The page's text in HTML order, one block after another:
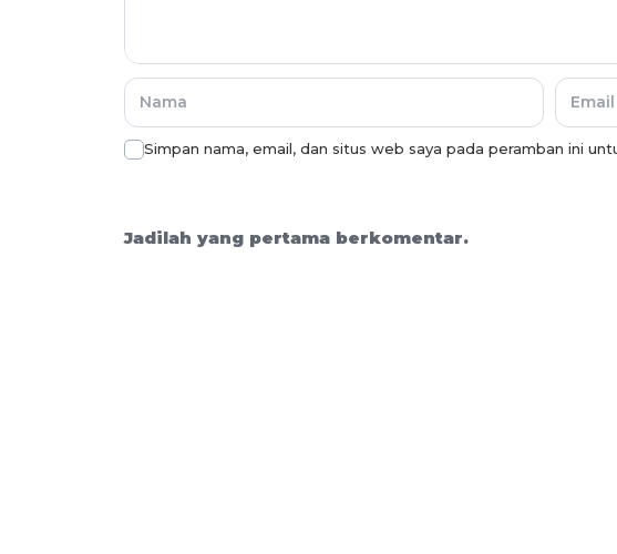
Simpan nama, email, dan situs web saya pada peramban ini
Jadilah yang pertama berkomentar.